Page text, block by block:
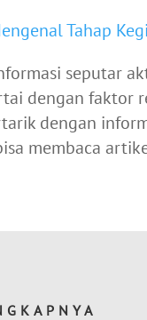
Tahap
seputar
dengan faktor
dengan
membaca